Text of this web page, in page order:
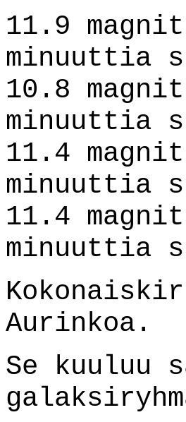
11.9
minuuttia
10.8
minuuttia
11.4
minuuttia
11.4
minuuttia
Aurinkoa.
Se kuuluu